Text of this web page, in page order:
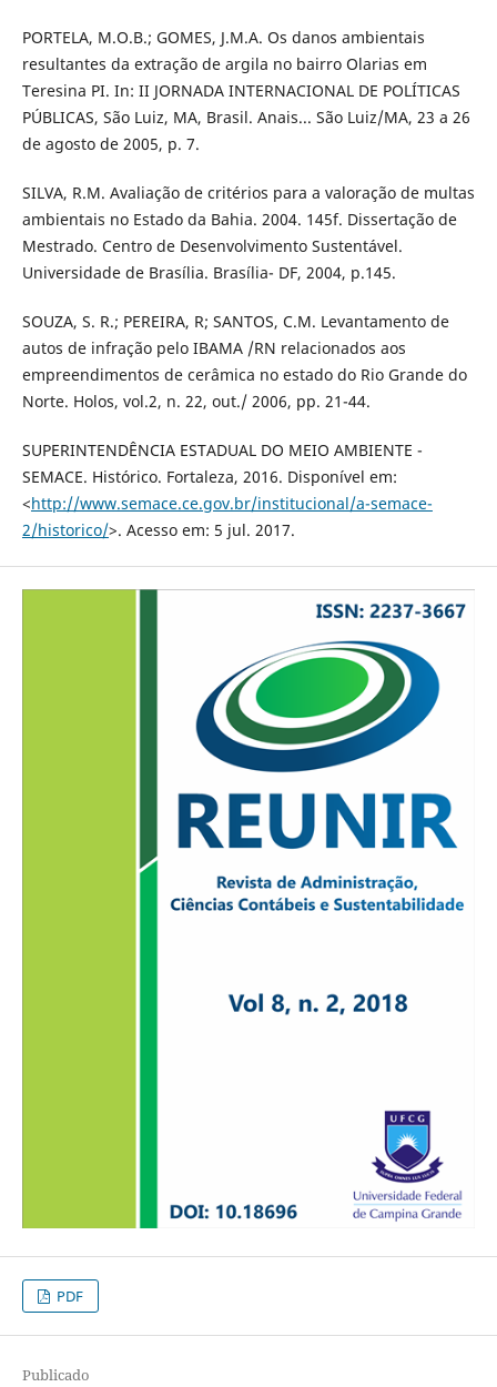
PORTELA, M.O.B.; GOMES, J.M.A. Os danos ambientais
resultantes da extração de argila no bairro Olarias em
Teresina PI. In: II JORNADA INTERNACIONAL DE POLÍTICAS
PÚBLICAS, São Luiz, MA, Brasil. Anais... São Luiz/MA, 23 a 26
de agosto de 2005, p. 7.
SILVA, R.M. Avaliação de critérios para a valoração de multas
ambientais no Estado da Bahia. 2004. 145f. Dissertação de
Mestrado. Centro de Desenvolvimento Sustentável.
Universidade de Brasília. Brasília- DF, 2004, p.145.
SOUZA, S. R.; PEREIRA, R; SANTOS, C.M. Levantamento de
autos de infração pelo IBAMA /RN relacionados aos
empreendimentos de cerâmica no estado do Rio Grande do
Norte. Holos, vol.2, n. 22, out./ 2006, pp. 21-44.
SUPERINTENDÊNCIA ESTADUAL DO MEIO AMBIENTE -
SEMACE. Histórico. Fortaleza, 2016. Disponível em:
<http://www.semace.ce.gov.br/institucional/a-semace-
2/historico/>. Acesso em: 5 jul. 2017.
PDF
Publicado